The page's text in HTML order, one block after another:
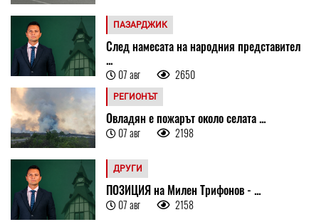
ПАЗАРДЖИК
След намесата на народния представител
...
07 авг 2650
РЕГИОНЪТ
Овладян е пожарът около селата ...
07 авг 2198
ДРУГИ
ПОЗИЦИЯ на Милен Трифонов - ...
07 авг 2158